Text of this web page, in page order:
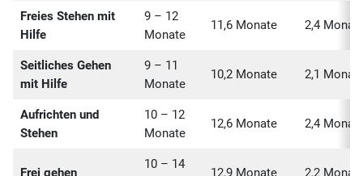
Freies Stehen mit
Hilfe
9 – 12
Monate
11,6 Monate 2,4
Seitliches Gehen
mit Hilfe
9 – 11
Monate
10,2 Monate 2,1
Aufrichten und
Stehen
10 – 12
Monate
12,6 Monate 2,4
Frei gehen
10 – 14
12,9 Monate 2,2